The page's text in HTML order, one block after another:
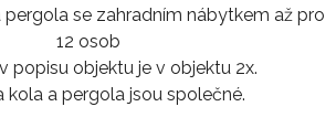
pergola se zahradním nábytkem až pro
12 osob
popisu objektu je v objektu 2x.
kola a pergola jsou společné.